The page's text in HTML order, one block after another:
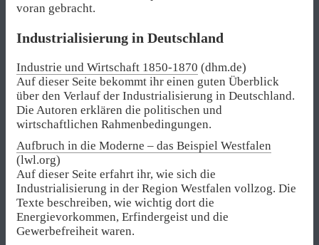
voran gebracht.
Industrialisierung in Deutschland
Industrie und Wirtschaft 1850-1870 (dhm.de)
Auf dieser Seite bekommt ihr einen guten Überblick
über den Verlauf der Industrialisierung in Deutschland.
Die Autoren erklären die politischen und
wirtschaftlichen Rahmenbedingungen.
Aufbruch in die Moderne – das Beispiel Westfalen
(lwl.org)
Auf dieser Seite erfahrt ihr, wie sich die
Industrialisierung in der Region Westfalen vollzog. Die
Texte beschreiben, wie wichtig dort die
Energievorkommen, Erfindergeist und die
Gewerbefreiheit waren.